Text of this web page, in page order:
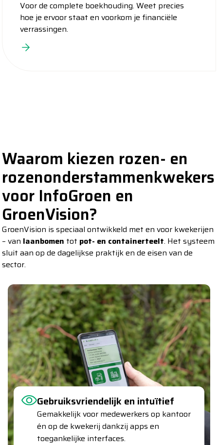
Voor de complete boekhouding. Weet precies
hoe je ervoor staat en voorkom je financiële
verrassingen.
Waarom kiezen rozen- en
rozenonderstammenkwekers
voor InfoGroen en
GroenVision?
GroenVision is speciaal ontwikkeld met en voor kwekerijen
– van laanbomen tot pot- en containerteelt. Het systeem
sluit aan op de dagelijkse praktijk en de eisen van de
sector.
Schaalbaar mee met groei
Van kleine kwekerij tot internationaal
bedrijf, je software groeit met je mee.